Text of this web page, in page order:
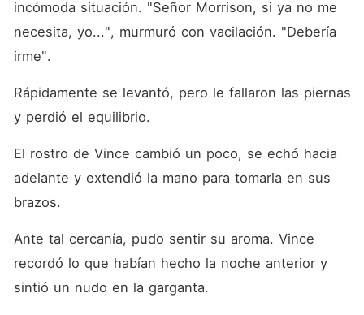
incómoda situación. "Señor Morrison, si ya no me
necesita, yo...", murmuró con vacilación. "Debería
irme".
Rápidamente se levantó, pero le fallaron las piernas
y perdió el equilibrio.
El rostro de Vince cambió un poco, se echó hacia
adelante y extendió la mano para tomarla en sus
brazos.
Ante tal cercanía, pudo sentir su aroma. Vince
recordó lo que habían hecho la noche anterior y
sintió un nudo en la garganta.